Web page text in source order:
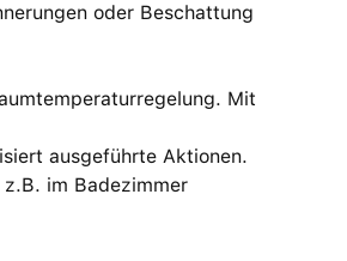
oder Beschattung
Mit
ausgeführte Aktionen.
im Badezimmer